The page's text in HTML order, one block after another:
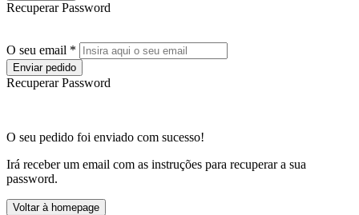
Recuperar Password
O seu email *
Enviar pedido
Recuperar Password
O seu pedido foi enviado com sucesso!
Irá receber um email com as instruções para recuperar a sua
password.
Voltar à homepage